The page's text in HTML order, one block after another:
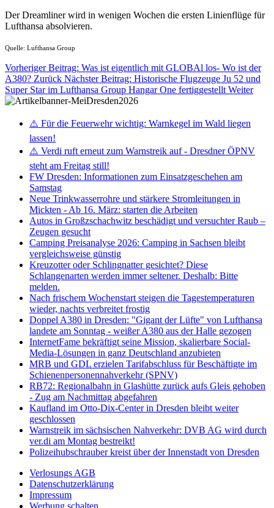
Der Dreamliner wird in wenigen Wochen die ersten Linienflüge für
Lufthansa absolvieren.
Quelle: Lufthansa Group
Vorheriger Beitrag: Was ist eigentlich mit GLOBAl los- Wo ist der
A380? Zurück Nächster Beitrag: Historische Flugzeuge Ju 52 und
Super Star im Lufthansa Group Hangar One fertiggestellt Weiter
⚠️ Für die Feuerwehr wichtig: Warnkegel im Wald liegen
lassen!
⚠️ Verdi ruft erneut zum Warnstreik auf - Dresdner ÖPNV
steht am Freitag still!
FW Dresden: Informationen zum Einsatzgeschehen am
Samstag
Neue Trinkwasserrohre und stärkere Stromleitungen in
Mickten - Ab 16. März: starten die Arbeiten
Autos in Großzschachwitz beschädigt und versuchter Raub –
Zeugen gesucht
Camping Preisanalyse 2026: Camping in Sachsen bleibt
vergleichsweise günstig
Kreuzotter oder Schlingnatter gesichtet? Diese
Schlangenarten werden immer seltener. Deshalb: Bitte
melden.
Nach frischem Wochenstart steigen die Tagestemperaturen
wieder, nachts verbreitet frostig
Doppel A380 in Dresden: "Gigant der Lüfte" von Lufthansa
landete am Sonntag - weißer A380 aus der Halle gezogen
InternetFame bekräftigt seine Mission, skalierbare Social-
Media-Lösungen in ganz Deutschland anzubieten
MRB und GDL erzielen Tarifabschluss für Beschäftigte im
Schienenpersonennahverkehr (SPNV)
RB72: Regionalbahn in Glashütte zurück aufs Gleis gehoben
- Zug am Nachmittag abgefahren
Kaufland im Otto-Dix-Center in Dresden bleibt weiter
geschlossen
Warnstreik im sächsischen Nahverkehr: DVB AG wird durch
ver.di am Montag bestreikt!
Polizeihubschrauber kreist über der Innenstadt von Dresden
Verlosungs AGB
Datenschutzerklärung
Impressum
Werbung schalten